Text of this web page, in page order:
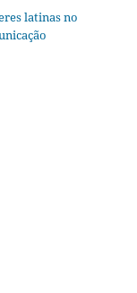
latinas no